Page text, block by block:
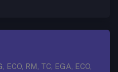
ECO, RM, TC, EGA, ECO,